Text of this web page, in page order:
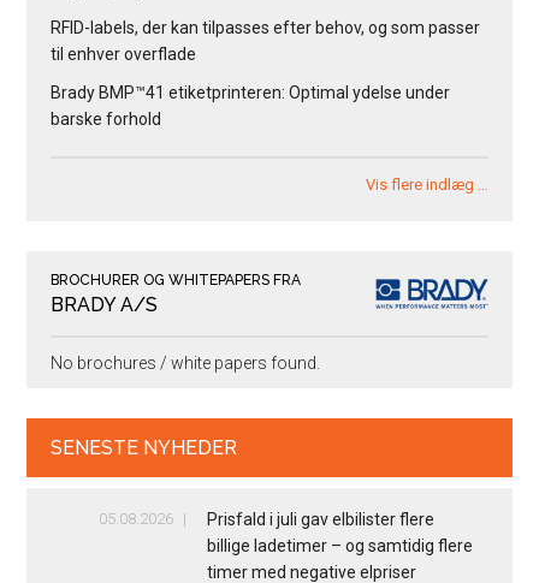
RFID-labels, der kan tilpasses efter behov, og som passer
til enhver overflade
Brady BMP™41 etiketprinteren: Optimal ydelse under
barske forhold
Vis flere indlæg …
BROCHURER OG WHITEPAPERS FRA
BRADY A/S
No brochures / white papers found.
SENESTE NYHEDER
05.08.2026
Prisfald i juli gav elbilister flere
billige ladetimer – og samtidig flere
timer med negative elpriser